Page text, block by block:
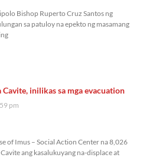
Bishop Ruperto Cruz Santos ng
sa patuloy na epekto ng masamang
inilikas sa mga evacuation
pm
of Imus – Social Action Center na 8,026
ang kasalukuyang na-displace at